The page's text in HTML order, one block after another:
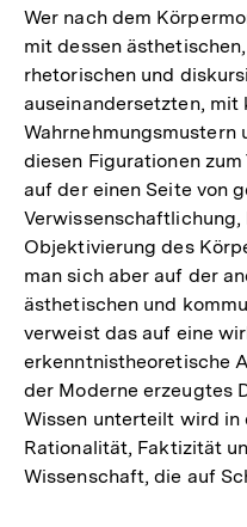
Wer nach dem
mit dessen
rhetorischen und
auseinandersetzten,
Wahrnehmungsmustern
diesen Figurationen
auf der einen Seite von
Objektivierung des
man sich aber auf der
ästhetischen und
verweist das auf eine
erkenntnistheoretische
der Moderne erzeugtes
Wissen unterteilt wird in
Rationalität, Faktizität
Wissenschaft, die auf